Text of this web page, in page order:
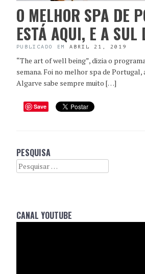
O MELHOR SPA DE
ESTÁ AQUI, E A SUL
PUBLICADO EM ABRIL 21, 2019
“The art of well being”, dizia o
semana. Foi no melhor spa de
Algarve sabe sempre muito […]
Save
PESQUISA
Search
CANAL YOUTUBE